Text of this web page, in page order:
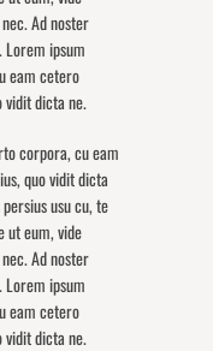
Ad noster
Lorem ipsum
eam cetero
vidit dicta ne.
corpora, cu eam
quo vidit dicta
usu cu, te
ut eum, vide
Ad noster
Lorem ipsum
eam cetero
vidit dicta ne.